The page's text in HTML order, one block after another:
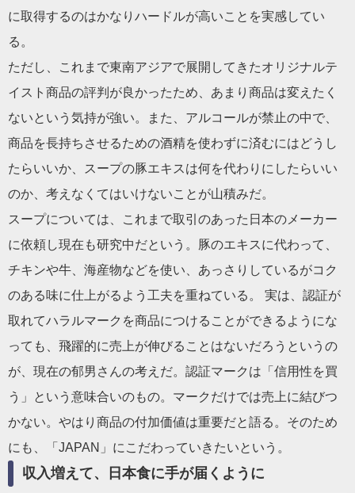
に取得するのはかなりハードルが高いことを実感してい
る。
ただし、これまで東南アジアで展開してきたオリジナルテ
イスト商品の評判が良かったため、あまり商品は変えたく
ないという気持が強い。また、アルコールが禁止の中で、
商品を長持ちさせるための酒精を使わずに済むにはどうし
たらいいか、スープの豚エキスは何を代わりにしたらいい
のか、考えなくてはいけないことが山積みだ。
スープについては、これまで取引のあった日本のメーカー
に依頼し現在も研究中だという。豚のエキスに代わって、
チキンや牛、海産物などを使い、あっさりしているがコク
のある味に仕上がるよう工夫を重ねている。 実は、認証が
取れてハラルマークを商品につけることができるようにな
っても、飛躍的に売上が伸びることはないだろうというの
が、現在の郁男さんの考えだ。認証マークは「信用性を買
う」という意味合いのもの。マークだけでは売上に結びつ
かない。やはり商品の付加価値は重要だと語る。そのため
にも、「JAPAN」にこだわっていきたいという。
収入増えて、日本食に手が届くように